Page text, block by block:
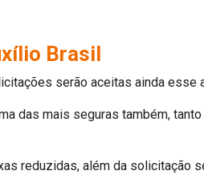
Brasil
serão aceitas ainda esse
das mais seguras também,
reduzidas, além da solicitação